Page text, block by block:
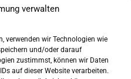
verwalten
verwenden wir Technologien wie
und/oder darauf
zustimmst, können wir Daten
auf dieser Website verarbeiten.
Muskelhypertropie
den Körper am
versucht er diesen
bzw. so